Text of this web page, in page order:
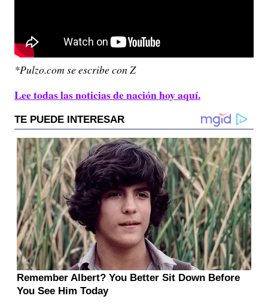
*Pulzo.com se escribe con Z
Lee todas las noticias de nación hoy aquí.